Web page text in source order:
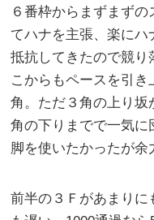
６番枠からまずまず
てハナを主張、楽に
抵抗してきたので競り
こからもペースを引き
角。ただ３角の上り坂
角の下りまでで一気に
脚を使いたかったが余
前半の３Ｆがあまりに